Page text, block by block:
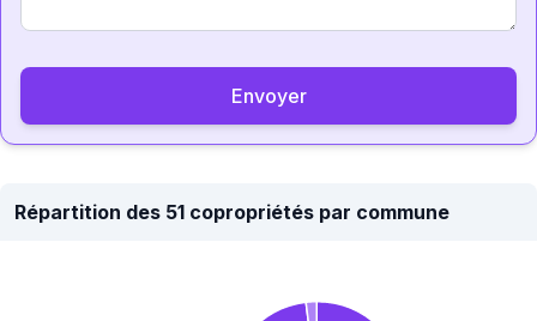
Envoyer
Répartition des 51 copropriétés par commune